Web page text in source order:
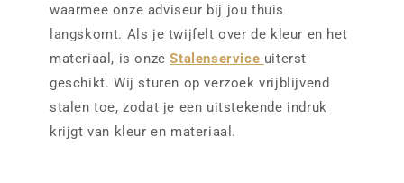
waarmee onze adviseur bij jou thuis
langskomt. Als je twijfelt over de kleur en het
materiaal, is onzeStalenservice uiterst
geschikt. Wij sturen op verzoek vrijblijvend
stalen toe, zodat je een uitstekende indruk
krijgt van kleur en materiaal.